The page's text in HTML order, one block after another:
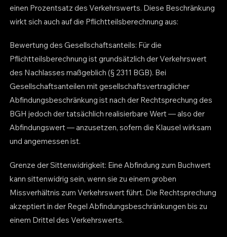
einen Prozentsatz des Verkehrswerts. Diese Beschränkung
wirkt sich auch auf die Pflichtteilsberechnung aus:
Bewertung des Gesellschaftsanteils: Für die
Pflichtteilsberechnung ist grundsätzlich der Verkehrswert
des Nachlasses maßgeblich (§ 2311 BGB). Bei
Gesellschaftsanteilen mit gesellschaftsvertraglicher
Abfindungsbeschränkung ist nach der Rechtsprechung des
BGH jedoch der tatsächlich realisierbare Wert — also der
Abfindungswert — anzusetzen, sofern die Klausel wirksam
und angemessen ist.
Grenze der Sittenwidrigkeit: Eine Abfindung zum Buchwert
kann sittenwidrig sein, wenn sie zu einem groben
Missverhältnis zum Verkehrswert führt. Die Rechtsprechung
akzeptiert in der Regel Abfindungsbeschränkungen bis zu
einem Drittel des Verkehrswerts.